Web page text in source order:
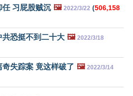
习屁股贼沉 🖼️ 2022/3/22 (506,158
恐挺不到二十大 🖼️ 2022/3/18
失踪案 竟这样破了 🖼️ 2022/3/14